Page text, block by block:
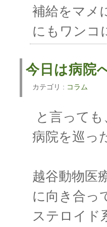
補給をマメ
にもワンコ
今日は病院
カテゴリ : コラム
と言って
病院を巡っ
越谷動物医
に向き合っ
ステロイド